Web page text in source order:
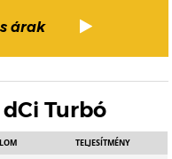
árak
dCi Turbó
TELJESÍTMÉNY